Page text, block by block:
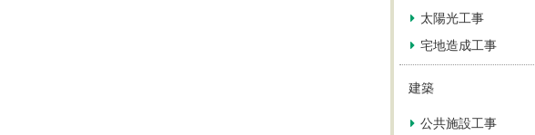
太陽光工事
宅地造成工事
建築
公共施設工事